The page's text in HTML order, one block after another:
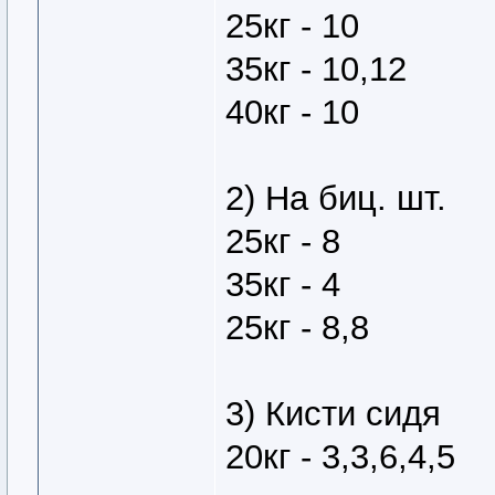
25кг - 10
35кг - 10,12
40кг - 10
2) На биц. шт.
25кг - 8
35кг - 4
25кг - 8,8
3) Кисти сидя
20кг - 3,3,6,4,5